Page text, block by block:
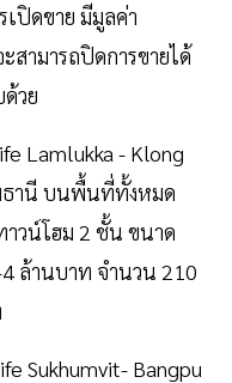
เปิดขาย มีมูลค่า
สามารถปิดการขายได้
วย
Lamlukka - Klong
ธานี บนพื้นที่ทั้งหมด
วน์โฮม 2 ชั้น ขนาด
4 ล้านบาท จำนวน 210
Sukhumvit- Bangpu